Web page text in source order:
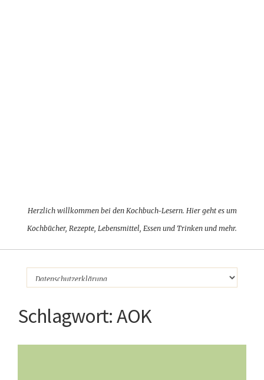
Herzlich willkommen bei den Kochbuch-Lesern. Hier geht es um
Kochbücher, Rezepte, Lebensmittel, Essen und Trinken und mehr.
Schlagwort:AOK